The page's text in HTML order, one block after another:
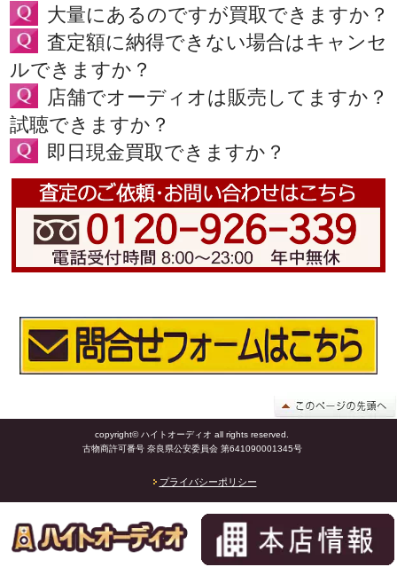
大量にあるのですが買取できますか？
査定額に納得できない場合はキャンセ
ルできますか？
店舗でオーディオは販売してますか？
試聴できますか？
即日現金買取できますか？
copyright© ハイトオーディオ all rights reserved.
古物商許可番号 奈良県公安委員会 第641090001345号
プライバシーポリシー